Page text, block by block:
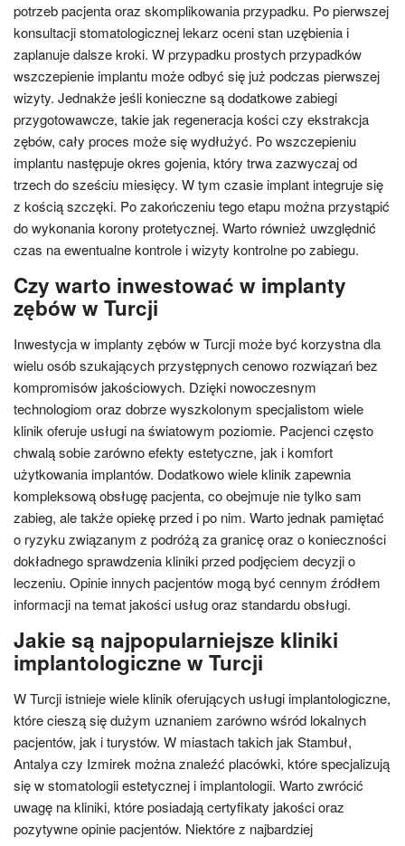
potrzeb pacjenta oraz skomplikowania przypadku. Po pierwszej
konsultacji stomatologicznej lekarz oceni stan uzębienia i
zaplanuje dalsze kroki. W przypadku prostych przypadków
wszczepienie implantu może odbyć się już podczas pierwszej
wizyty. Jednakże jeśli konieczne są dodatkowe zabiegi
przygotowawcze, takie jak regeneracja kości czy ekstrakcja
zębów, cały proces może się wydłużyć. Po wszczepieniu
implantu następuje okres gojenia, który trwa zazwyczaj od
trzech do sześciu miesięcy. W tym czasie implant integruje się
z kością szczęki. Po zakończeniu tego etapu można przystąpić
do wykonania korony protetycznej. Warto również uwzględnić
czas na ewentualne kontrole i wizyty kontrolne po zabiegu.
Czy warto inwestować w implanty
zębów w Turcji
Inwestycja w implanty zębów w Turcji może być korzystna dla
wielu osób szukających przystępnych cenowo rozwiązań bez
kompromisów jakościowych. Dzięki nowoczesnym
technologiom oraz dobrze wyszkolonym specjalistom wiele
klinik oferuje usługi na światowym poziomie. Pacjenci często
chwalą sobie zarówno efekty estetyczne, jak i komfort
użytkowania implantów. Dodatkowo wiele klinik zapewnia
kompleksową obsługę pacjenta, co obejmuje nie tylko sam
zabieg, ale także opiekę przed i po nim. Warto jednak pamiętać
o ryzyku związanym z podróżą za granicę oraz o konieczności
dokładnego sprawdzenia kliniki przed podjęciem decyzji o
leczeniu. Opinie innych pacjentów mogą być cennym źródłem
informacji na temat jakości usług oraz standardu obsługi.
Jakie są najpopularniejsze kliniki
implantologiczne w Turcji
W Turcji istnieje wiele klinik oferujących usługi implantologiczne,
które cieszą się dużym uznaniem zarówno wśród lokalnych
pacjentów, jak i turystów. W miastach takich jak Stambuł,
Antalya czy Izmirek można znaleźć placówki, które specjalizują
się w stomatologii estetycznej i implantologii. Warto zwrócić
uwagę na kliniki, które posiadają certyfikaty jakości oraz
pozytywne opinie pacjentów. Niektóre z najbardziej